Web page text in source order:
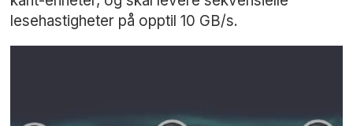
lesehastigheter på opptil 10 GB/s.